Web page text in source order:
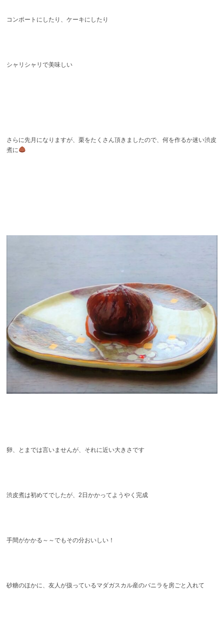
コンポートにしたり、ケーキにしたり
シャリシャリで美味しい
さらに先月になりますが、栗をたくさん頂きましたので、何を作るか迷い渋皮
煮に
卵、とまでは言いませんが、それに近い大きさです
渋皮煮は初めてでしたが、2日かかってようやく完成
手間がかかる～～でもその分おいしい！
砂糖のほかに、友人が扱っているマダガスカル産のバニラを房ごと入れて